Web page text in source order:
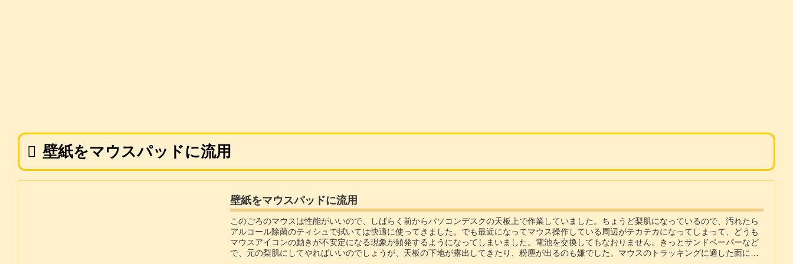
壁紙をマウスパッドに流用
壁紙をマウスパッドに流用
このごろのマウスは性能がいいので、しばらく前からパソコンデスクの天板上で作業していました。ちょうど梨肌になっているので、汚れたら
アルコール除菌のティシュで拭いては快適に使ってきました。でも最近になってマウス操作している周辺がテカテカになってしまって、どうも
マウスアイコンの動きが不安定になる現象が頻発するようになってしまいました。電池を交換してもなおりません。きっとサンドペーパーなど
で、元の梨肌にしてやればいいのでしょうが、天板の下地が露出してきたり、粉塵が出るのも嫌でした。マウスのトラッキングに適した面につ